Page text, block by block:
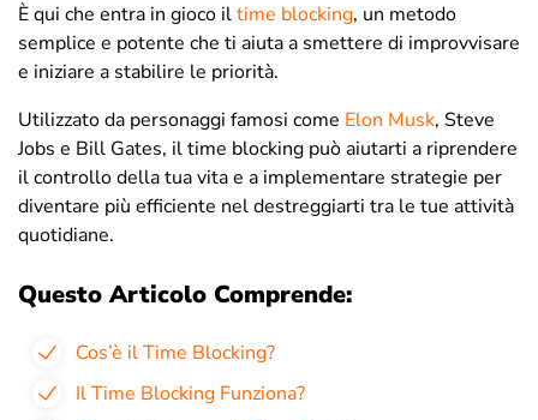
È qui che entra in gioco iltime blocking, un metodo
semplice e potente che ti aiuta a smettere di improvvisare
e iniziare a stabilire le priorità.
Utilizzato da personaggi famosi come Elon Musk, Steve
Jobs e Bill Gates, il time blocking può aiutarti a riprendere
il controllo della tua vita e a implementare strategie per
diventare più efficiente nel destreggiarti tra le tue attività
quotidiane.
Questo Articolo Comprende:
Cos’è il Time Blocking?
Il Time Blocking Funziona?